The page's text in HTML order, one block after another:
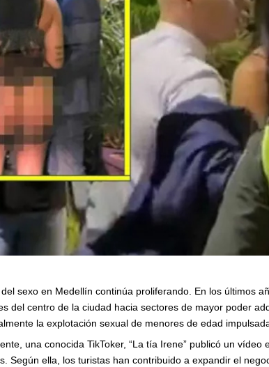
sexo en Medellín continúa proliferando. En los últimos
del centro de la ciudad hacia sectores de mayor poder
la explotación sexual de menores de edad
una conocida TikToker, “La tía Irene” publicó un
Según ella, los turistas han contribuido a expandir el